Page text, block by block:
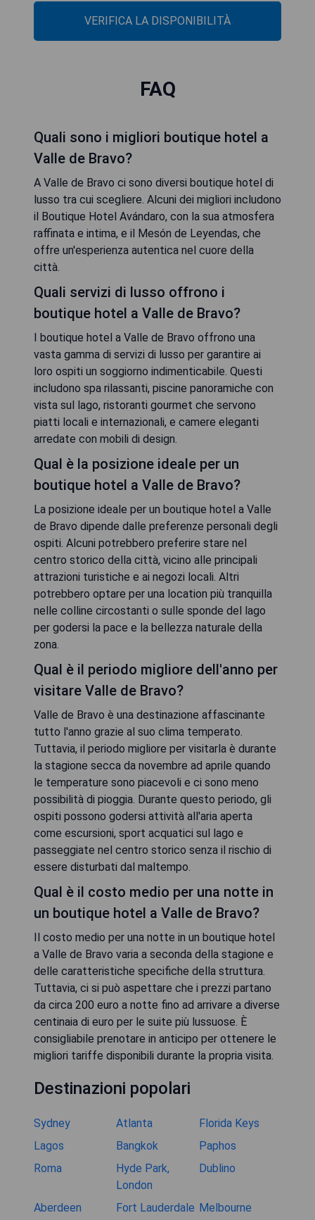
VERIFICA LA DISPONIBILITÀ
FAQ
Quali sono i migliori boutique hotel a
Valle de Bravo?
A Valle de Bravo ci sono diversi boutique hotel di
lusso tra cui scegliere. Alcuni dei migliori includono
il Boutique Hotel Avándaro, con la sua atmosfera
raffinata e intima, e il Mesón de Leyendas, che
offre un'esperienza autentica nel cuore della
città.
Quali servizi di lusso offrono i
boutique hotel a Valle de Bravo?
I boutique hotel a Valle de Bravo offrono una
vasta gamma di servizi di lusso per garantire ai
loro ospiti un soggiorno indimenticabile. Questi
includono spa rilassanti, piscine panoramiche con
vista sul lago, ristoranti gourmet che servono
piatti locali e internazionali, e camere eleganti
arredate con mobili di design.
Qual è la posizione ideale per un
boutique hotel a Valle de Bravo?
La posizione ideale per un boutique hotel a Valle
de Bravo dipende dalle preferenze personali degli
ospiti. Alcuni potrebbero preferire stare nel
centro storico della città, vicino alle principali
attrazioni turistiche e ai negozi locali. Altri
potrebbero optare per una location più tranquilla
nelle colline circostanti o sulle sponde del lago
per godersi la pace e la bellezza naturale della
zona.
Qual è il periodo migliore dell'anno per
visitare Valle de Bravo?
Valle de Bravo è una destinazione affascinante
tutto l'anno grazie al suo clima temperato.
Tuttavia, il periodo migliore per visitarla è durante
la stagione secca da novembre ad aprile quando
le temperature sono piacevoli e ci sono meno
possibilità di pioggia. Durante questo periodo, gli
ospiti possono godersi attività all'aria aperta
come escursioni, sport acquatici sul lago e
passeggiate nel centro storico senza il rischio di
essere disturbati dal maltempo.
Qual è il costo medio per una notte in
un boutique hotel a Valle de Bravo?
Il costo medio per una notte in un boutique hotel
a Valle de Bravo varia a seconda della stagione e
delle caratteristiche specifiche della struttura.
Tuttavia, ci si può aspettare che i prezzi partano
da circa 200 euro a notte fino ad arrivare a diverse
centinaia di euro per le suite più lussuose. È
consigliabile prenotare in anticipo per ottenere le
migliori tariffe disponibili durante la propria visita.
Destinazioni popolari
Sydney Atlanta
Florida Keys
Lagos
Bangkok
Paphos
Roma
Hyde Park,
London
Dublino
Aberdeen Fort Lauderdale Melbourne